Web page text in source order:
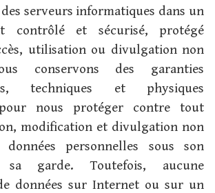
serveurs informatiques dans un
contrôlé et sécurisé, protégé
utilisation ou divulgation non
conservons des garanties
techniques et physiques
pour nous protéger contre tout
modification et divulgation non
données personnelles sous son
garde. Toutefois, aucune
données sur Internet ou sur un